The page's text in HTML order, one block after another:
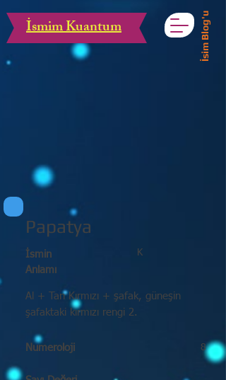
İsmim Kuantum İsim Blog'u
Papatya
K
İsmin
Anlamı
Al + Tan Kırmızı + şafak, güneşin
şafaktaki kırmızı rengi 2.
Numeroloji 8